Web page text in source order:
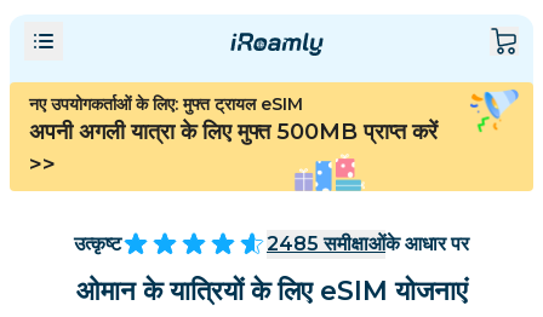
नए उपयोगकर्ताओं के लिए: मुफ्त ट्रायल eSIM
अपनी अगली यात्रा के लिए मुफ्त 500MB प्राप्त करें
>>
उत्कृष्ट 2485 समीक्षाओंके आधार पर
ओमान के यात्रियों के लिए eSIM योजनाएं